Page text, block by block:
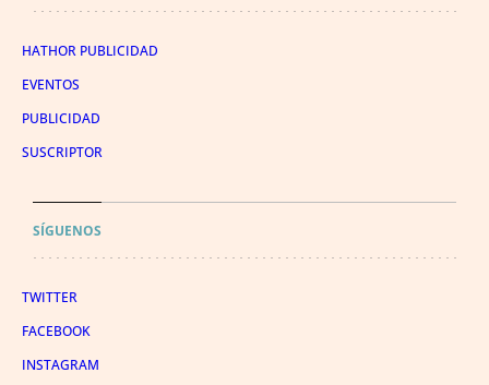
HATHOR PUBLICIDAD
EVENTOS
PUBLICIDAD
SUSCRIPTOR
SÍGUENOS
TWITTER
FACEBOOK
INSTAGRAM